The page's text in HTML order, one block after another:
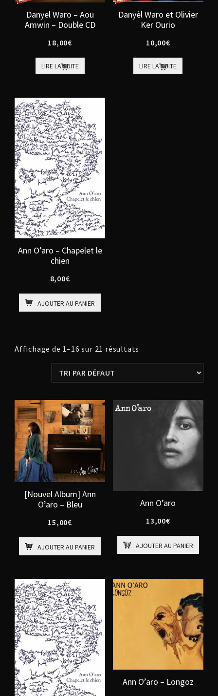
Danyel Waro – Aou
Amwin – Double CD
18,00€
LIRE LA SUITE
Danyèl Waro et Olivier
Ker Ourio
10,00€
LIRE LA SUITE
Ann O’aro – Chapelet le
chien
8,00€
AJOUTER AU PANIER
Affichage de 1–16 sur 21 résultats
[Nouvel Album] Ann
O’aro – Bleu
15,00€
AJOUTER AU PANIER
Ann O’aro
13,00€
AJOUTER AU PANIER
Ann O’aro – Longoz